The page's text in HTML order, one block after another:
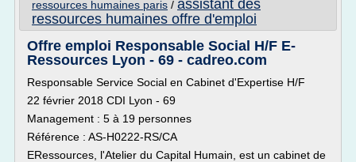
ressources humaines paris / assistant des
ressources humaines offre d'emploi
Offre emploi Responsable Social H/F E-
Ressources Lyon - 69 - cadreo.com
Responsable Service Social en Cabinet d'Expertise H/F
22 février 2018 CDI Lyon - 69
Management : 5 à 19 personnes
Référence : AS-H0222-RS/CA
ERessources, l'Atelier du Capital Humain, est un cabinet de